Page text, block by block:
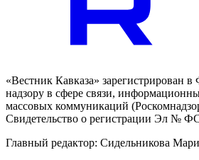
«Вестник Кавказа» зарегистрирован
надзору в сфере связи,
массовых коммуникаций
Свидетельство о регистрации Эл №
Главный редактор: Сидельникова